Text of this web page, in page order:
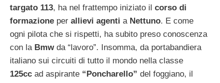
targato 113, ha nel frattempo iniziato il corso di
formazione per allievi agenti a Nettuno. E come
ogni pilota che si rispetti, ha subito preso conoscenza
con la Bmw da “lavoro”. Insomma, da portabandiera
italiano sui circuiti di tutto il mondo nella classe
125cc ad aspirante “Poncharello” del foggiano, il